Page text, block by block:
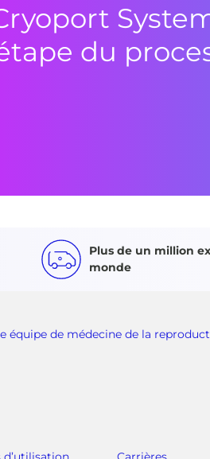
du
Plus de un million
monde
équipe de médecine de la